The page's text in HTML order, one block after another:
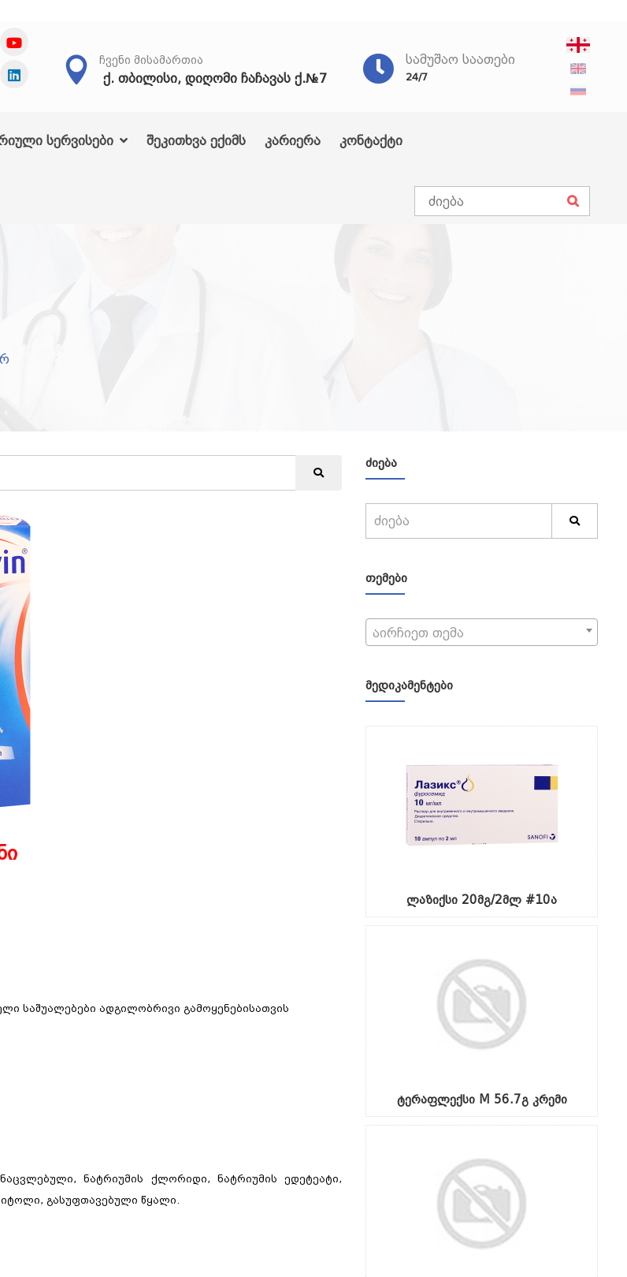
ᲡᲐᲛᲣᲨᲐᲝ ᲡᲐᲐᲗᲔᲑᲘ
24/7
ᲩᲕᲔᲜᲘ ᲛᲘᲡᲐᲛᲐᲠᲗᲘᲐ
ქ. თბილისი, დიღომი ჩაჩავას ქ.№7
სერვისები შეკითხვა ექიმს კარიერა კონტაქტი
საშუალებები ადგილობრივი გამოყენებისათვის
ნატრიუმის ქლორიდი, ნატრიუმის ედეტეატი,
გასუფთავებული წყალი.
ᲫᲘᲔᲑᲐ
ᲗᲔᲛᲔᲑᲘ
აირჩიეთ თემა
ᲛᲔᲓᲘᲙᲐᲛᲔᲜᲢᲔᲑᲘ
ლაზიქსი 20მგ/2მლ #10ა
ტერაფლექსი M 56.7გ კრემი